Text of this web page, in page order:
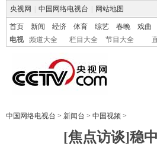
央视网 中国网络电视台 网站地图
首页 新闻 经济 体育 综艺 春晚 戏曲
电视
频道大全 栏目大全 节目大全
中国网络电视台 > 新闻台 > 中国视频 >
[焦点访谈]稳